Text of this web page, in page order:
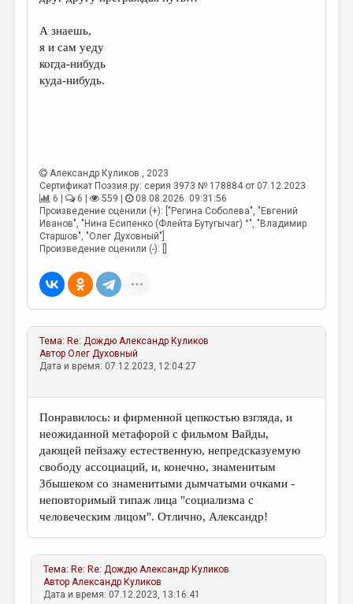
А знаешь,
я и сам уеду
когда-нибудь
куда-нибудь.
Александр Куликов , 2023
Сертификат Поэзия.ру: серия 3973 № 178884 от 07.12.2023
6 |
6 | 559 |
08.08.2026. 09:31:56
Произведение оценили (+): ["Регина Соболева", "Евгений
Иванов", "Нина Есипенко (Флейта Бутугычаг) °", "Владимир
Старшов", "Олег Духовный"]
Произведение оценили (-): []
Тема: Re: ДождюАлександр Куликов
АвторОлег Духовный
Дата и время: 07.12.2023, 12:04:27
Понравилось: и фирменной цепкостью взгляда, и
неожиданной метафорой с фильмом Вайды,
дающей пейзажу естественную, непредсказуемую
свободу ассоциаций, и, конечно, знаменитым
Збышеком со знаменитыми дымчатыми очками -
неповторимый типаж лица "социализма с
человеческим лицом". Отлично, Александр!
Тема: Re: Re: ДождюАлександр Куликов
АвторАлександр Куликов
Дата и время: 07.12.2023, 13:16:41